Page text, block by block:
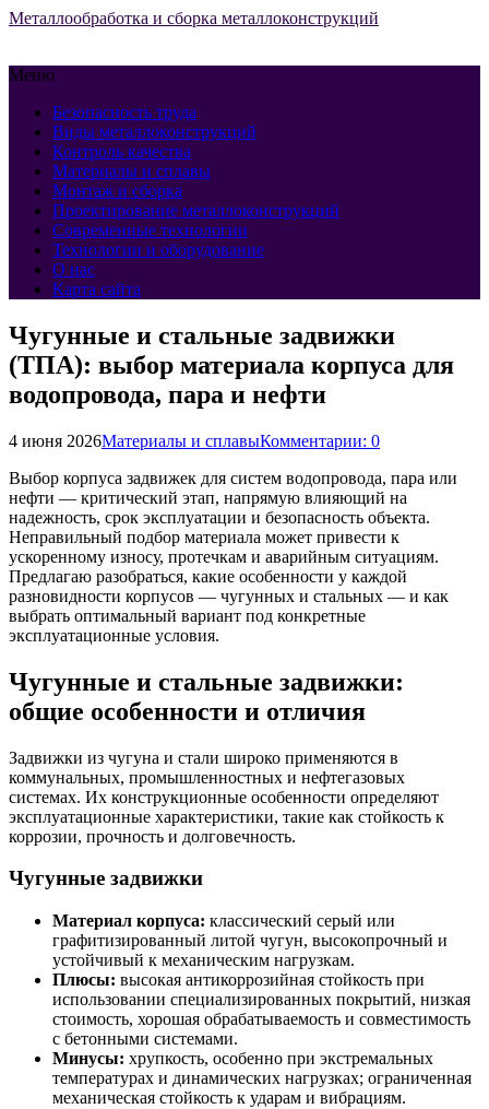
Металлообработка и сборка металлоконструкций
Меню
Безопасность труда
Виды металлоконструкций
Контроль качества
Материалы и сплавы
Монтаж и сборка
Проектирование металлоконструкций
Современные технологии
Технологии и оборудование
О нас
Карта сайта
Чугунные и стальные задвижки
(ТПА): выбор материала корпуса для
водопровода, пара и нефти
4 июня 2026Материалы и сплавыКомментарии: 0
Выбор корпуса задвижек для систем водопровода, пара или
нефти — критический этап, напрямую влияющий на
надежность, срок эксплуатации и безопасность объекта.
Неправильный подбор материала может привести к
ускоренному износу, протечкам и аварийным ситуациям.
Предлагаю разобраться, какие особенности у каждой
разновидности корпусов — чугунных и стальных — и как
выбрать оптимальный вариант под конкретные
эксплуатационные условия.
Чугунные и стальные задвижки:
общие особенности и отличия
Задвижки из чугуна и стали широко применяются в
коммунальных, промышленностных и нефтегазовых
системах. Их конструкционные особенности определяют
эксплуатационные характеристики, такие как стойкость к
коррозии, прочность и долговечность.
Чугунные задвижки
Материал корпуса: классический серый или
графитизированный литой чугун, высокопрочный и
устойчивый к механическим нагрузкам.
Плюсы: высокая антикоррозийная стойкость при
использовании специализированных покрытий, низкая
стоимость, хорошая обрабатываемость и совместимость
с бетонными системами.
Минусы: хрупкость, особенно при экстремальных
температурах и динамических нагрузках; ограниченная
механическая стойкость к ударам и вибрациям.